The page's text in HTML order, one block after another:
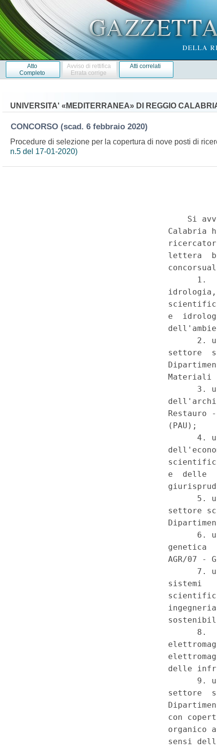
Atto
Completo
Avviso di rettifica
Errata corrige
Atti correlati
UNIVERSITA' «MEDITERRANEA» DI REGGIO
CONCORSO (scad. 6 febbraio 2020)
Procedure di selezione per la copertura di nove posti di
n.5 del 17-01-2020)